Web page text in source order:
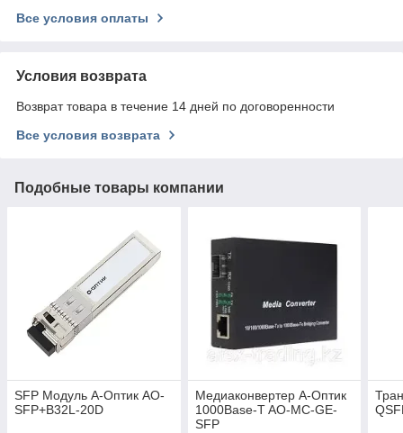
Все условия оплаты
Условия возврата
Возврат товара в течение 14 дней по договоренности
Все условия возврата
Подобные товары компании
SFP Модуль А-Оптик AO-
SFP+B32L-20D
Медиаконвертер А-Оптик
1000Base-T AO-MC-GE-
SFP